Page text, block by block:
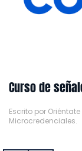
Curso de
Escrito por Oriéntate
Microcredenciales.